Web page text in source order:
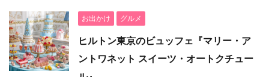
お出かけ グルメ
ヒルトン東京のビュッフェ『マリー・ア
ントワネット スイーツ・オートクチュー